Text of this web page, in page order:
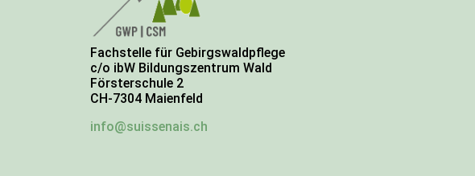
Fachstelle für Gebirgswaldpflege
c/o ibW Bildungszentrum Wald
Försterschule 2
CH-7304 Maienfeld
info@suissenais.ch